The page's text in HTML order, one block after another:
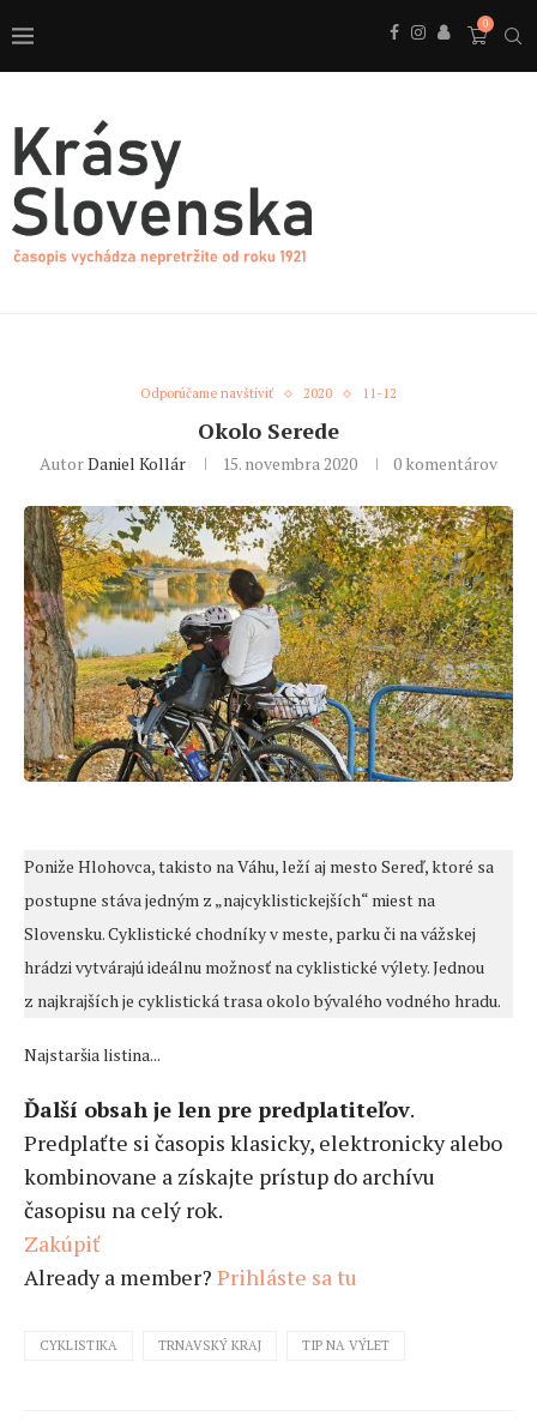
0
Odporúčame navštíviť 2020 11-12
Okolo Serede
AutorDaniel Kollár 15. novembra 2020 0 komentárov
Poniže Hlohovca, takisto na Váhu, leží aj mesto Sereď, ktoré sa
postupne stáva jedným z „najcyklistickejších“ miest na
Slovensku. Cyklistické chodníky v meste, parku či na vážskej
hrádzi vytvárajú ideálnu možnosť na cyklistické výlety. Jednou
z najkrajších je cyklistická trasa okolo bývalého vodného hradu.
Najstaršia listina...
Ďalší obsah je len pre predplatiteľov.
Predplaťte si časopis klasicky, elektronicky alebo
kombinovane a získajte prístup do archívu
časopisu na celý rok.
Zakúpiť
Already a member? Prihláste sa tu
CYKLISTIKA TRNAVSKÝ KRAJ TIP NA VÝLET